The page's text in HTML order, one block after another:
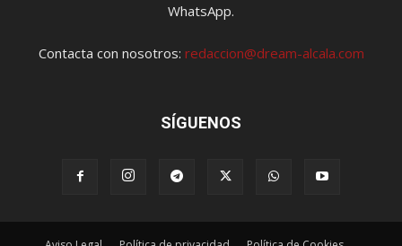
WhatsApp.
Contacta con nosotros: redaccion@dream-alcala.com
SÍGUENOS